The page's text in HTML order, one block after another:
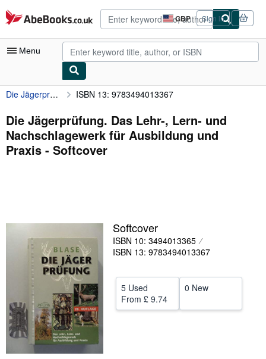
Skip to main content
AbeBooks.co.uk GBP
Site
shopping
preferences
Sign in
Menu
My Account
My Purchases
Advanced Search
Browse Collections
Textbooks
Sellers
Start Selling
CLOSE
Die Jägerprüfung. Das Lehr-, Lern- und Nachschlagewerk für Ausbildung und Praxis ISBN 13: 9783494013367
Die Jägerprüfung. Das Lehr-, Lern- und
Nachschlagewerk für Ausbildung und
Praxis - Softcover
Softcover
ISBN 10: 3494013365
ISBN 13: 9783494013367
5 Used
From £ 9.74
0 New